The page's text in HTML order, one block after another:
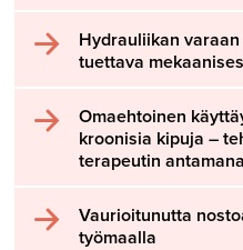
Hydrauliikan
tuettava
Omaehtoinen
kroonisia kipuja –
terapeutin antamana
Vaurioitunutta
työmaalla